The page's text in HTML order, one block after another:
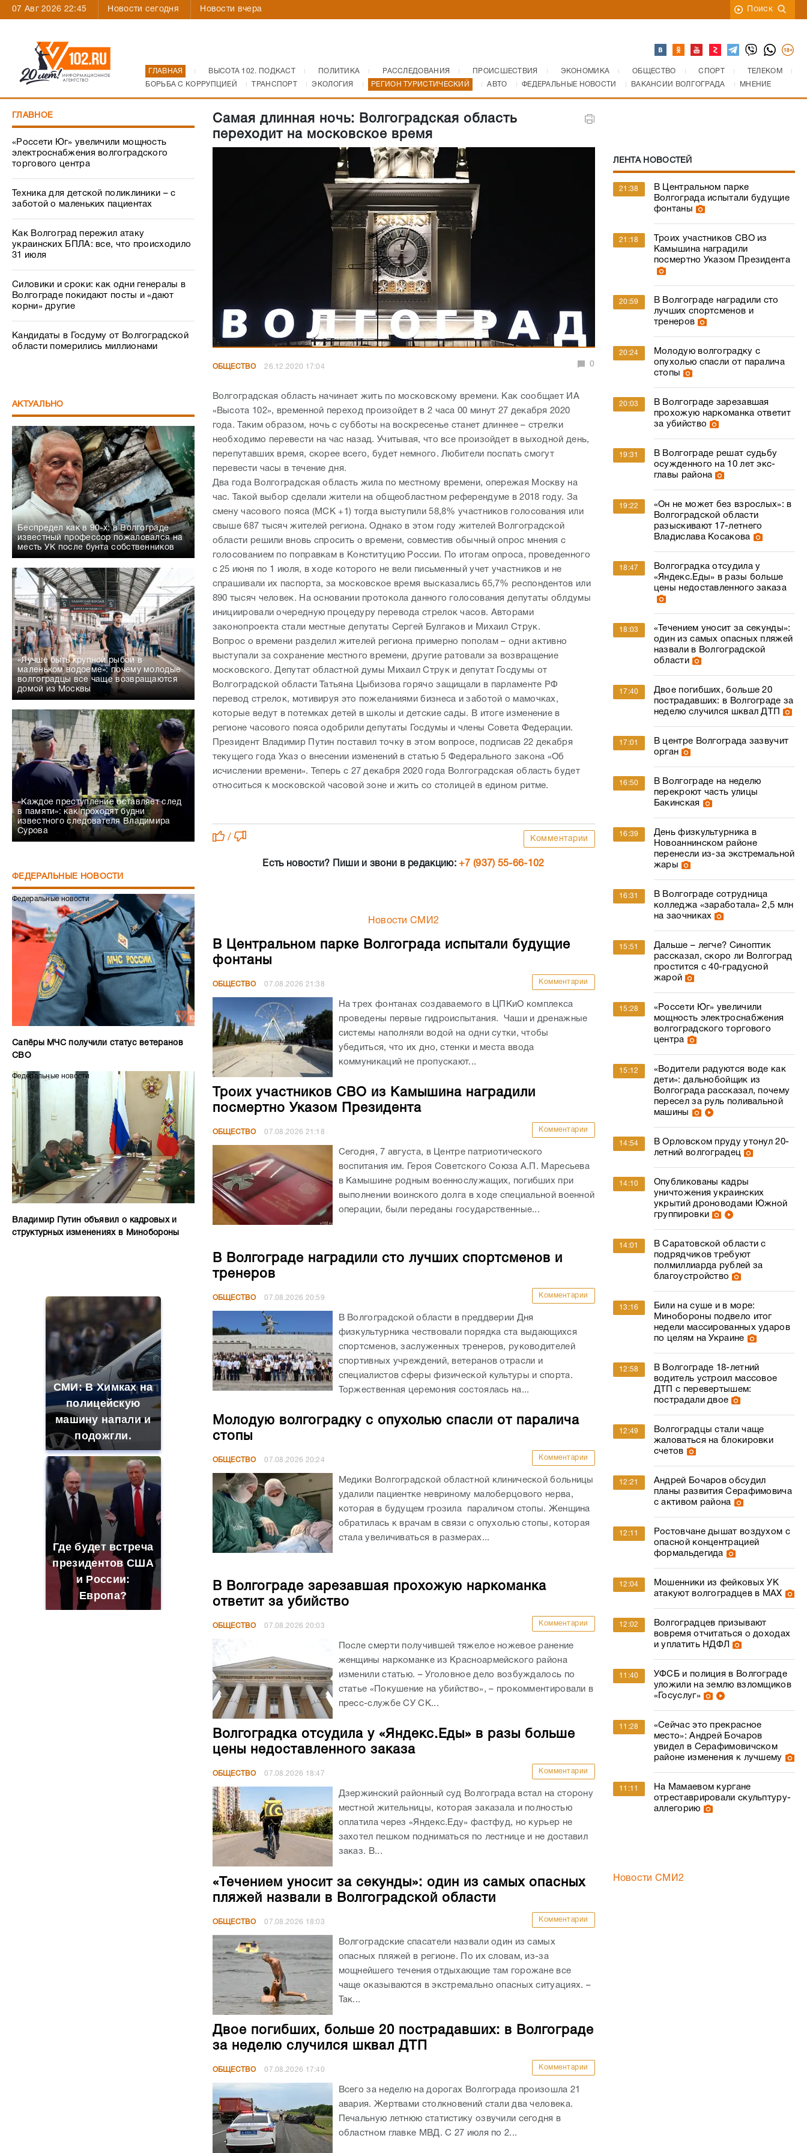
07 Авг 2026 22:45 Новости сегодня Новости вчера Поиск
ГЛАВНАЯ ВЫСОТА 102. ПОДКАСТ ПОЛИТИКА РАССЛЕДОВАНИЯ ПРОИСШЕСТВИЯ ЭКОНОМИКА ОБЩЕСТВО СПОРТ
ТЕЛЕКОМ
БОРЬБА С КОРРУПЦИЕЙ
ТРАНСПОРТ ЭКОЛОГИЯ РЕГИОН ТУРИСТИЧЕСКИЙ АВТО ФЕДЕРАЛЬНЫЕ НОВОСТИ ВАКАНСИИ ВОЛГОГРАДА МНЕНИЕ
ГЛАВНОЕ
«Россети Юг» увеличили мощность
электроснабжения волгоградского
торгового центра
Техника для детской поликлиники – с
заботой о маленьких пациентах
Как Волгоград пережил атаку
украинских БПЛА: все, что происходило
31 июля
Силовики и сроки: как одни генералы в
Волгограде покидают посты и «дают
корни» другие
Кандидаты в Госдуму от Волгоградской
области померились миллионами
АКТУАЛЬНО
Беспредел как в 90-х: в Волгограде
известный профессор пожаловался на
месть УК после бунта собственников
«Лучше быть крупной рыбой в
маленьком водоеме»: почему молодые
волгоградцы все чаще возвращаются
домой из Москвы
«Каждое преступление оставляет след
в памяти»: как проходят будни
известного следователя Владимира
Сурова
ФЕДЕРАЛЬНЫЕ НОВОСТИ
Федеральные новости
Сапёры МЧС получили статус ветеранов
СВО
Федеральные новости
Владимир Путин объявил о кадровых и
структурных изменениях в Минобороны
СМИ: В Химках на
полицейскую
машину напали и
подожгли.
Где будет встреча
президентов США
и России:
Европа?
Самая длинная ночь: Волгоградская область
переходит на московское время
ОБЩЕСТВО 26.12.2020 17:04 0
Волгоградская область начинает жить по московскому времени. Как сообщает ИА
«Высота 102», временной переход произойдет в 2 часа 00 минут 27 декабря 2020
года. Таким образом, ночь с субботы на воскресенье станет длиннее – стрелки
необходимо перевести на час назад. Учитывая, что все произойдет в выходной день,
перепутавших время, скорее всего, будет немного. Любители поспать смогут
перевести часы в течение дня.
Два года Волгоградская область жила по местному времени, опережая Москву на
час. Такой выбор сделали жители на общеобластном референдуме в 2018 году. За
смену часового пояса (МСК +1) тогда выступили 58,8% участников голосования или
свыше 687 тысяч жителей региона. Однако в этом году жителей Волгоградской
области решили вновь спросить о времени, совместив обычный опрос мнения с
голосованием по поправкам в Конституцию России. По итогам опроса, проведенного
с 25 июня по 1 июля, в ходе которого не вели письменный учет участников и не
спрашивали их паспорта, за московское время высказались 65,7% респондентов или
890 тысяч человек. На основании протокола данного голосования депутаты облдумы
инициировали очередную процедуру перевода стрелок часов. Авторами
законопроекта стали местные депутаты Сергей Булгаков и Михаил Струк.
Вопрос о времени разделил жителей региона примерно пополам – одни активно
выступали за сохранение местного времени, другие ратовали за возвращение
московского. Депутат областной думы Михаил Струк и депутат Госдумы от
Волгоградской области Татьяна Цыбизова горячо защищали в парламенте РФ
перевод стрелок, мотивируя это пожеланиями бизнеса и заботой о мамочках,
которые ведут в потемках детей в школы и детские сады. В итоге изменение в
регионе часового пояса одобрили депутаты Госдумы и члены Совета Федерации.
Президент Владимир Путин поставил точку в этом вопросе, подписав 22 декабря
текущего года Указ о внесении изменений в статью 5 Федерального закона «Об
исчислении времени». Теперь с 27 декабря 2020 года Волгоградская область будет
относиться к московской часовой зоне и жить со столицей в едином ритме.
/ Комментарии
Есть новости? Пиши и звони в редакцию:+7 (937) 55-66-102
Новости СМИ2
В Центральном парке Волгограда испытали будущие
фонтаны
ОБЩЕСТВО 07.08.2026 21:38 Комментарии
На трех фонтанах создаваемого в ЦПКиО комплекса
проведены первые гидроиспытания. Чаши и дренажные
системы наполняли водой на одни сутки, чтобы
убедиться, что их дно, стенки и места ввода
коммуникаций не пропускают...
Троих участников СВО из Камышина наградили
посмертно Указом Президента
ОБЩЕСТВО 07.08.2026 21:18 Комментарии
Сегодня, 7 августа, в Центре патриотического
воспитания им. Героя Советского Союза А.П. Маресьева
в Камышине родным военнослужащих, погибших при
выполнении воинского долга в ходе специальной военной
операции, были переданы государственные...
В Волгограде наградили сто лучших спортсменов и
тренеров
ОБЩЕСТВО 07.08.2026 20:59 Комментарии
В Волгоградской области в преддверии Дня
физкультурника чествовали порядка ста выдающихся
спортсменов, заслуженных тренеров, руководителей
спортивных учреждений, ветеранов отрасли и
специалистов сферы физической культуры и спорта.
Торжественная церемония состоялась на...
Молодую волгоградку с опухолью спасли от паралича
стопы
ОБЩЕСТВО 07.08.2026 20:24 Комментарии
Медики Волгоградской областной клинической больницы
удалили пациентке невриному малоберцового нерва,
которая в будущем грозила параличом стопы. Женщина
обратилась к врачам в связи с опухолью стопы, которая
стала увеличиваться в размерах...
В Волгограде зарезавшая прохожую наркоманка
ответит за убийство
ОБЩЕСТВО 07.08.2026 20:03 Комментарии
После смерти получившей тяжелое ножевое ранение
женщины наркоманке из Красноармейского района
изменили статью. – Уголовное дело возбуждалось по
статье «Покушение на убийство», – прокомментировали в
пресс-службе СУ СК...
Волгоградка отсудила у «Яндекс.Еды» в разы больше
цены недоставленного заказа
ОБЩЕСТВО 07.08.2026 18:47 Комментарии
Дзержинский районный суд Волгограда встал на сторону
местной жительницы, которая заказала и полностью
оплатила через «Яндекс.Еду» фастфуд, но курьер не
захотел пешком подниматься по лестнице и не доставил
заказ. В...
«Течением уносит за секунды»: один из самых опасных
пляжей назвали в Волгоградской области
ОБЩЕСТВО 07.08.2026 18:03 Комментарии
Волгоградские спасатели назвали один из самых
опасных пляжей в регионе. По их словам, из-за
мощнейшего течения отдыхающие там горожане все
чаще оказываются в экстремально опасных ситуациях. –
Так...
Двое погибших, больше 20 пострадавших: в Волгограде
за неделю случился шквал ДТП
ОБЩЕСТВО 07.08.2026 17:40 Комментарии
Всего за неделю на дорогах Волгограда произошла 21
авария. Жертвами столкновений стали два человека.
Печальную летнюю статистику озвучили сегодня в
областном главке МВД. С 27 июля по 2...
ЛЕНТА НОВОСТЕЙ
21:38
В Центральном парке
Волгограда испытали будущие
фонтаны
21:18
Троих участников СВО из
Камышина наградили
посмертно Указом Президента
20:59
В Волгограде наградили сто
лучших спортсменов и
тренеров
20:24
Молодую волгоградку с
опухолью спасли от паралича
стопы
20:03
В Волгограде зарезавшая
прохожую наркоманка ответит
за убийство
19:31
В Волгограде решат судьбу
осужденного на 10 лет экс-
главы района
19:22
«Он не может без взрослых»: в
Волгоградской области
разыскивают 17-летнего
Владислава Косакова
18:47
Волгоградка отсудила у
«Яндекс.Еды» в разы больше
цены недоставленного заказа
18:03
«Течением уносит за секунды»:
один из самых опасных пляжей
назвали в Волгоградской
области
17:40
Двое погибших, больше 20
пострадавших: в Волгограде за
неделю случился шквал ДТП
17:01
В центре Волгограда зазвучит
орган
16:50
В Волгограде на неделю
перекроют часть улицы
Бакинская
16:39
День физкультурника в
Новоаннинском районе
перенесли из-за экстремальной
жары
16:31
В Волгограде сотрудница
колледжа «заработала» 2,5 млн
на заочниках
15:51
Дальше – легче? Синоптик
рассказал, скоро ли Волгоград
простится с 40-градусной
жарой
15:28
«Россети Юг» увеличили
мощность электроснабжения
волгоградского торгового
центра
15:12
«Водители радуются воде как
дети»: дальнобойщик из
Волгограда рассказал, почему
пересел за руль поливальной
машины
14:54
В Орловском пруду утонул 20-
летний волгоградец
14:10
Опубликованы кадры
уничтожения украинских
укрытий дроноводами Южной
группировки
14:01
В Саратовской области с
подрядчиков требуют
полмиллиарда рублей за
благоустройство
13:16
Били на суше и в море:
Минобороны подвело итог
недели массированных ударов
по целям на Украине
12:58
В Волгограде 18-летний
водитель устроил массовое
ДТП с перевертышем:
пострадали двое
12:49
Волгоградцы стали чаще
жаловаться на блокировки
счетов
12:21
Андрей Бочаров обсудил
планы развития Серафимовича
с активом района
12:11
Ростовчане дышат воздухом с
опасной концентрацией
формальдегида
12:04
Мошенники из фейковых УК
атакуют волгоградцев в МАХ
12:02
Волгоградцев призывают
вовремя отчитаться о доходах
и уплатить НДФЛ
11:40
УФСБ и полиция в Волгограде
уложили на землю взломщиков
«Госуслуг»
11:28
«Сейчас это прекрасное
место»: Андрей Бочаров
увидел в Серафимовичском
районе изменения к лучшему
11:11
На Мамаевом кургане
отреставрировали скульптуру-
аллегорию
Новости СМИ2